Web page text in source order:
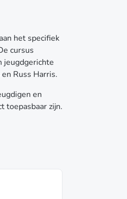
het specifiek
cursus
jeugdgerichte
Russ Harris.
en
toepasbaar zijn.